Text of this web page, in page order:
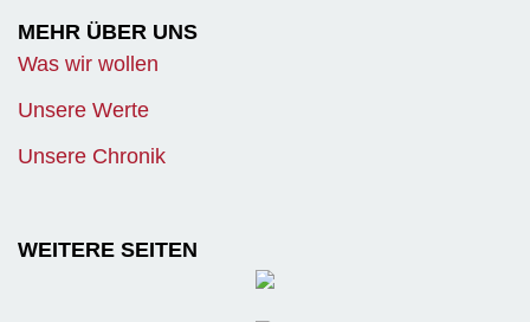
MEHR ÜBER UNS
Was wir wollen
Unsere Werte
Unsere Chronik
WEITERE SEITEN